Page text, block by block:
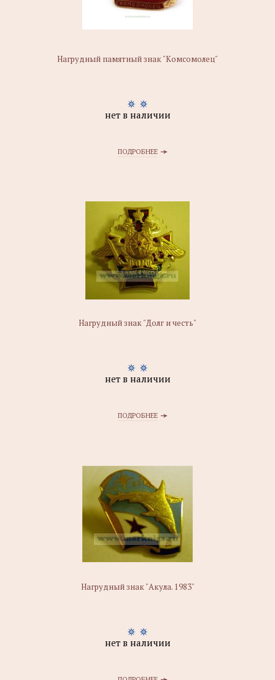
Нагрудный памятный знак "Комсомолец"
нет в наличии
ПОДРОБНЕЕ
Нагрудный знак "Долг и честь"
нет в наличии
ПОДРОБНЕЕ
Нагрудный знак "Акула. 1983"
нет в наличии